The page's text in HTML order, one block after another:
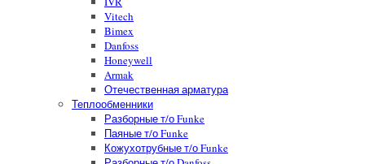
Vitech
Bimex
Danfoss
Honeywell
Armak
Отечественная арматура
Теплообменники
Разборные т/о Funke
Паяные т/о Funke
Кожухотрубные т/о Funke